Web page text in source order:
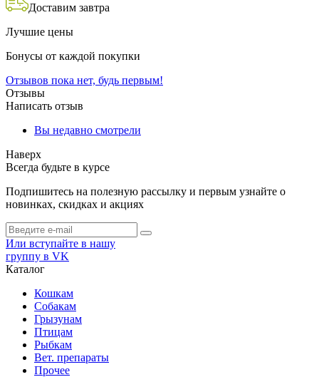
Доставим завтра
Лучшие цены
Бонусы от каждой покупки
Отзывов пока нет, будь первым!
Отзывы
Написать отзыв
Вы недавно смотрели
Наверх
Всегда будьте в курсе
Подпишитесь на полезную рассылку и первым узнайте о
новинках, скидках и акциях
Или вступайте в нашу
группу в VK
Каталог
Кошкам
Собакам
Грызунам
Птицам
Рыбкам
Вет. препараты
Прочее